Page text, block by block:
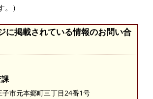
）
に掲載されている情報のお問い合
市元本郷町三丁目24番1号